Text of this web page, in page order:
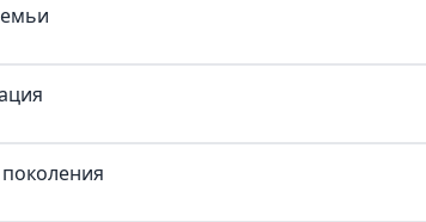
поколения